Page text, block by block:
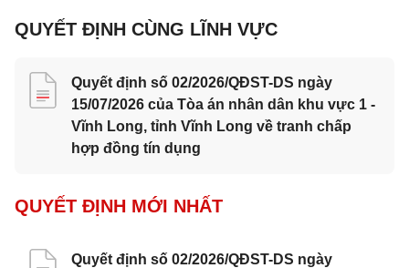
QUYẾT ĐỊNH CÙNG LĨNH VỰC
Quyết định số 02/2026/QĐST-DS ngày
15/07/2026 của Tòa án nhân dân khu vực 1 -
Vĩnh Long, tỉnh Vĩnh Long về tranh chấp
hợp đồng tín dụng
QUYẾT ĐỊNH MỚI NHẤT
Quyết định số 02/2026/QĐST-DS ngày